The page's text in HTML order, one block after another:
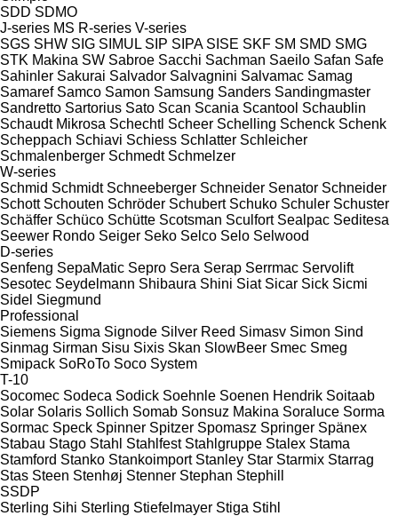
SDD SDMO
J-series MS R-series V-series
SGS SHW SIG SIMUL SIP SIPA SISE SKF SM SMD SMG
STK Makina SW Sabroe Sacchi Sachman Saeilo Safan Safe
Sahinler Sakurai Salvador Salvagnini Salvamac Samag
Samaref Samco Samon Samsung Sanders Sandingmaster
Sandretto Sartorius Sato Scan Scania Scantool Schaublin
Schaudt Mikrosa Schechtl Scheer Schelling Schenck Schenk
Scheppach Schiavi Schiess Schlatter Schleicher
Schmalenberger Schmedt Schmelzer
W-series
Schmid Schmidt Schneeberger Schneider Senator Schneider
Schott Schouten Schröder Schubert Schuko Schuler Schuster
Schäffer Schüco Schütte Scotsman Sculfort Sealpac Seditesa
Seewer Rondo Seiger Seko Selco Selo Selwood
D-series
Senfeng SepaMatic Sepro Sera Serap Serrmac Servolift
Sesotec Seydelmann Shibaura Shini Siat Sicar Sick Sicmi
Sidel Siegmund
Professional
Siemens Sigma Signode Silver Reed Simasv Simon Sind
Sinmag Sirman Sisu Sixis Skan SlowBeer Smec Smeg
Smipack SoRoTo Soco System
T-10
Socomec Sodeca Sodick Soehnle Soenen Hendrik Soitaab
Solar Solaris Sollich Somab Sonsuz Makina Soraluce Sorma
Sormac Speck Spinner Spitzer Spomasz Springer Spänex
Stabau Stago Stahl Stahlfest Stahlgruppe Stalex Stama
Stamford Stanko Stankoimport Stanley Star Starmix Starrag
Stas Steen Stenhøj Stenner Stephan Stephill
SSDP
Sterling Sihi Sterling Stiefelmayer Stiga Stihl